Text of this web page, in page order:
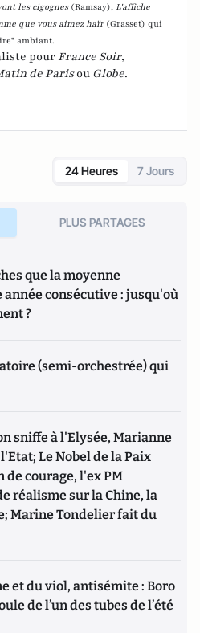
les cigognes (Ramsay), L'affiche
que vous aimez haïr (Grasset) qui
ambiant.
pour France Soir,
de Parisou Globe.
24 Heures 7 Jours
PLUS PARTAGES
que la moyenne
consécutive : jusqu'où
?
(semi-orchestrée) qui
sniffe à l'Elysée, Marianne
Le Nobel de la Paix
de courage, l'ex PM
réalisme sur la Chine, la
Marine Tondelier fait du
et du viol, antisémite : Boro
de l’un des tubes de l’été